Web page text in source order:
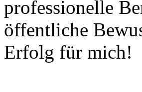
professionelle
öffentliche
Erfolg für mich!